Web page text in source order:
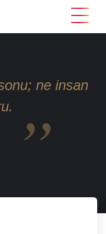
ne insan